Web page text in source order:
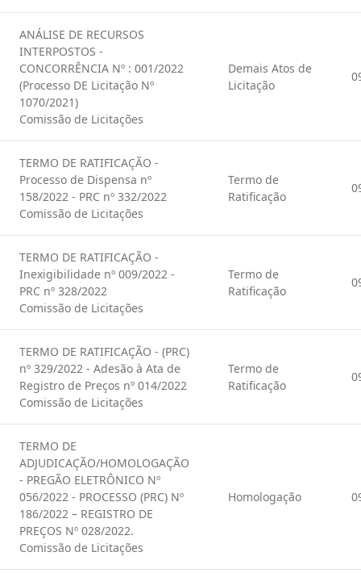
ANÁLISE DE RECURSOS
INTERPOSTOS -
CONCORRÊNCIA Nº : 001/2022
(Processo DE Licitação Nº
1070/2021)
Comissão de Licitações
Demais Atos de
Licitação
TERMO DE RATIFICAÇÃO -
Processo de Dispensa nº
158/2022 - PRC nº 332/2022
Comissão de Licitações
Termo de
Ratificação
TERMO DE RATIFICAÇÃO -
Inexigibilidade nº 009/2022 -
PRC nº 328/2022
Comissão de Licitações
Termo de
Ratificação
TERMO DE RATIFICAÇÃO - (PRC)
nº 329/2022 - Adesão à Ata de
Registro de Preços nº 014/2022
Comissão de Licitações
Termo de
Ratificação
TERMO DE
ADJUDICAÇÃO/HOMOLOGAÇÃO
- PREGÃO ELETRÔNICO Nº
056/2022 - PROCESSO (PRC) Nº
186/2022 – REGISTRO DE
PREÇOS Nº 028/2022.
Comissão de Licitações
Homologação